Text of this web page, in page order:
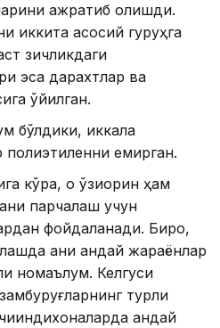
ажратиб олишди.
иккита асосий гуруҳга
зичликдаги
эса дарахтлар ва
қўйилган.
бўлдики, иккала
полиэтиленни емирган.
кўра, оқ қўзиқорин ҳам
парчалаш учун
фойдаланади. Бироқ,
аниқ қандай жараёнлар
номаълум. Келгуси
турли
қандай